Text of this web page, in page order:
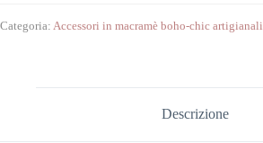
Categoria: Accessori in macramè boho-chic artigianali
Descrizione